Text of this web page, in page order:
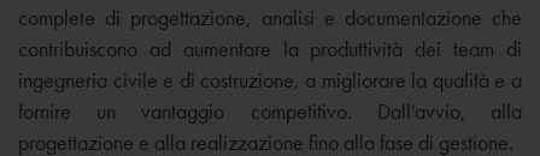
complete di progettazione, analisi e documentazione che
contribuiscono ad aumentare la produttività dei team di
ingegneria civile e di costruzione, a migliorare la qualità e a
fornire un vantaggio competitivo. Dall'avvio, alla
progettazione e alla realizzazione fino alla fase di gestione.